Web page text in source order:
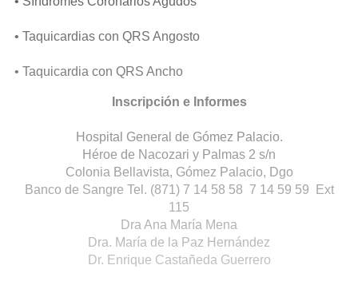
• Taquicardias con QRS Angosto
• Taquicardia con QRS Ancho
Inscripción e Informes
Hospital General de Gómez Palacio.
Héroe de Nacozari y Palmas 2 s/n
Colonia Bellavista, Gómez Palacio, Dgo
Banco de Sangre Tel. (871) 7 14 58 58 7 14 59 59 Ext
115
Dra Ana María Mena
Dra. María de la Paz Hernández
Dr. Enrique Castañeda Guerrero